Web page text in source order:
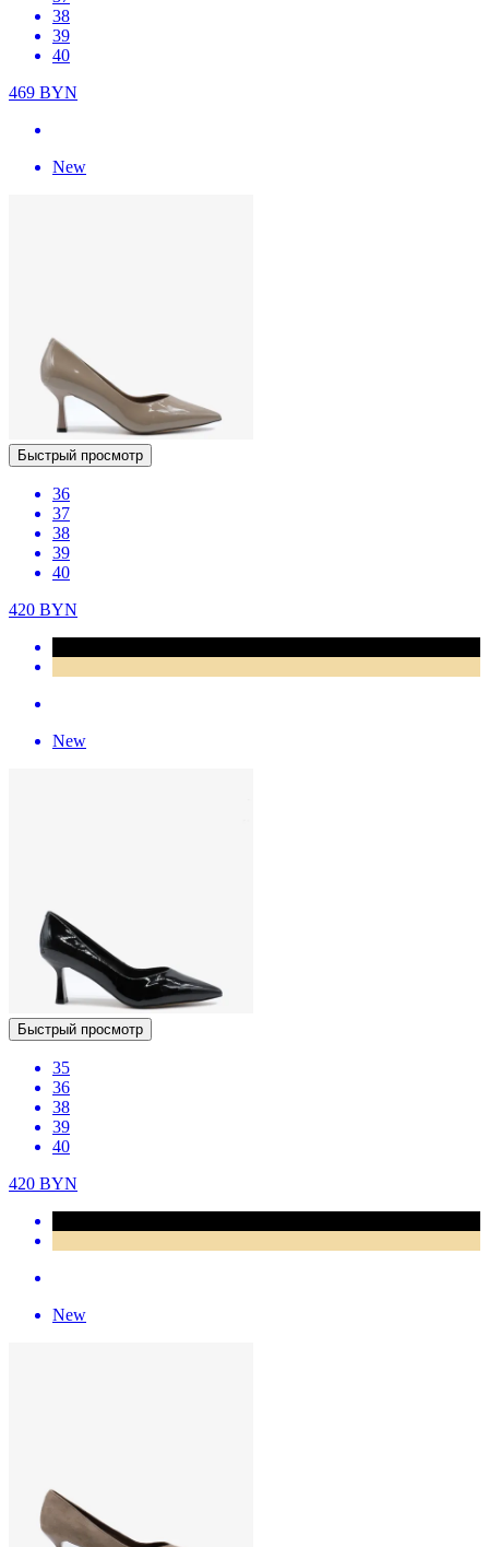
38
39
40
469 BYN
New
Быстрый просмотр
36
37
38
39
40
420 BYN
New
Быстрый просмотр
35
36
38
39
40
420 BYN
New